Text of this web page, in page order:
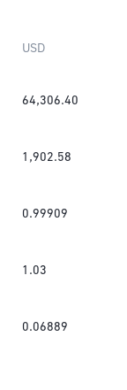
USD
64,306.40
1,902.58
0.99909
1.03
0.06889